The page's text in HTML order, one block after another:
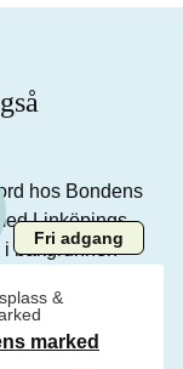
Fri adgang
&
marked